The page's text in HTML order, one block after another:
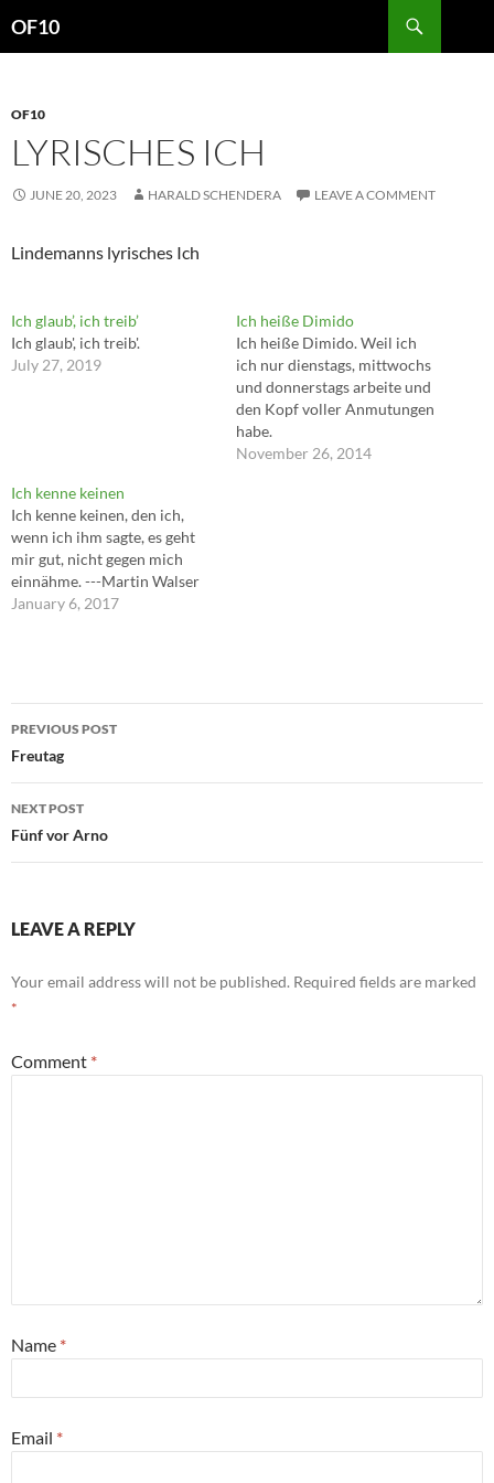
OF10
OF10
LYRISCHES ICH
JUNE 20, 2023 HARALD SCHENDERA LEAVE A COMMENT
Lindemanns lyrisches Ich
Ich glaub’, ich treib’
Ich glaub', ich treib'.
July 27, 2019
Ich heiße Dimido
Ich heiße Dimido. Weil ich
ich nur dienstags, mittwochs
und donnerstags arbeite und
den Kopf voller Anmutungen
habe.
November 26, 2014
Ich kenne keinen
Ich kenne keinen, den ich,
wenn ich ihm sagte, es geht
mir gut, nicht gegen mich
einnähme. ---Martin Walser
January 6, 2017
Post
navigation
PREVIOUS POST
Freutag
NEXT POST
Fünf vor Arno
LEAVE A REPLY
Your email address will not be published. Required fields are marked
*
Comment *
Name *
Email *